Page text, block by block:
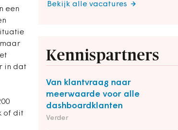
Bekijk alle vacatures
Kennispartners
Van klantvraag naar
meerwaarde voor alle
dashboardklanten
Verder
een
in dat
of dit